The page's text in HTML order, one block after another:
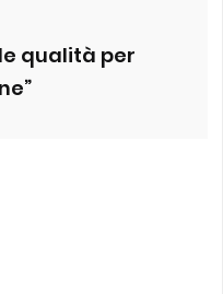
qualità per